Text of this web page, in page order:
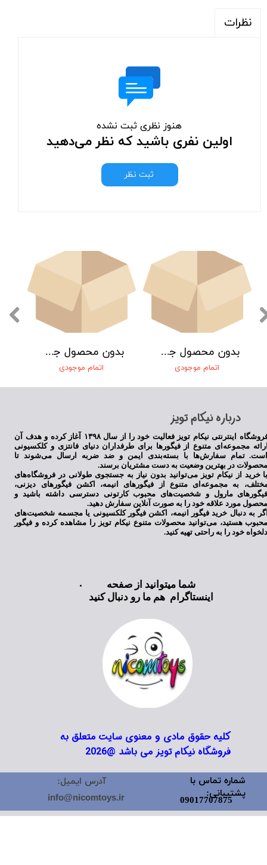
نظرات
هنوز نظری ثبت نشده
اولین نفری باشید که نظر می‌دهید
ثبت نظر
بدون محصول جهت نمایش
اتمام موجودی
بدون محصول جهت نمایش
اتمام موجودی
​درباره نیکام تویز
فروشگاه اینترنتی نیکام تویز فعالیت خود را از سال ۱۳۹۸ آغاز کرده و هدف آن
مجموعه‌ای متنوع از فیگورها برای طرفداران دنیای فانتزی و کلکسیونی
تمام سفارش‌ها با بسته‌بندی ایمن و ضد ضربه ارسال می‌شوند تا
در بهترین وضعیت به دست مشتریان برسند.
خرید از نیکام تویز می‌توانید بدون نیاز به جستجوی طولانی در فروشگاه‌های
به مجموعه‌ای متنوع از فیگورهای انیمه، اکشن فیگورهای دیزنی،
مارول و شخصیت‌های محبوب کارتونی دسترسی داشته باشید و
مورد علاقه خود را به صورت آنلاین سفارش دهید.
به دنبال خرید فیگور انیمه، اکشن فیگور کلکسیونی یا مجسمه شخصیت‌های
هستید، می‌توانید محصولات متنوع نیکام تویز را مشاهده کرده و فیگور
خود را به راحتی تهیه کنید.
کلیه حقوق مادی و معنوی سایت متعلق به
فروشگاه نیکام تویز می باشد @2026
شما میتوانید از صفحه
اینستاگرام هم ما رو دنبال کنید
شماره تماس با
پشتیبانی:
09017707875
آدرس ایمیل:
info@nicomtoys.ir